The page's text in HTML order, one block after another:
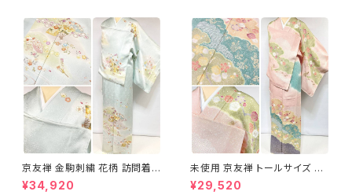
京友禅 金駒刺繍 花柄 訪問着
正絹 水色 黄緑 パステルカラー
アイスグリーン 1433
¥34,920
未使用 京友禅 トールサイズ 染
め分け 金彩 訪問着 袷 正絹 ピ
ンク 黄緑 紫 黄色 1438
¥29,520